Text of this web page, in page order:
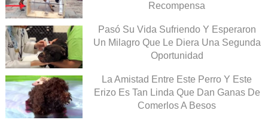
Recompensa
Pasó Su Vida Sufriendo Y Esperaron
Un Milagro Que Le Diera Una Segunda
Oportunidad
La Amistad Entre Este Perro Y Este
Erizo Es Tan Linda Que Dan Ganas De
Comerlos A Besos